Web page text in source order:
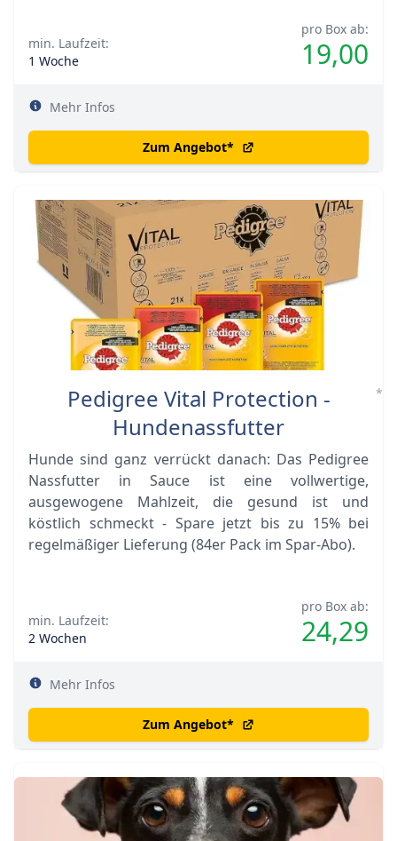
pro Box ab:
19,00
min. Laufzeit:
1 Woche
Mehr Infos
Zum Angebot*
Pedigree Vital Protection -
Hundenassfutter
*
Hunde sind ganz verrückt danach: Das Pedigree
Nassfutter in Sauce ist eine vollwertige,
ausgewogene Mahlzeit, die gesund ist und
köstlich schmeckt - Spare jetzt bis zu 15% bei
regelmäßiger Lieferung (84er Pack im Spar-Abo).
pro Box ab:
24,29
min. Laufzeit:
2 Wochen
Mehr Infos
Zum Angebot*